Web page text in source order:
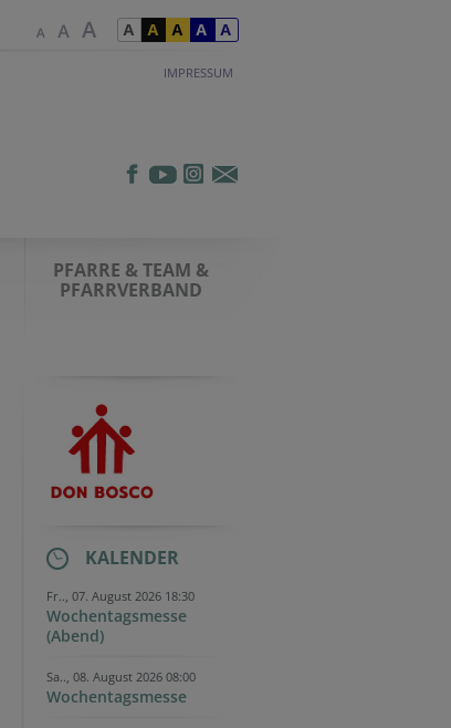
IMPRESSUM
PFARRE & TEAM &
PFARRVERBAND
KALENDER
Fr.., 07. August 2026 18:30
Wochentagsmesse
(Abend)
Sa.., 08. August 2026 08:00
Wochentagsmesse